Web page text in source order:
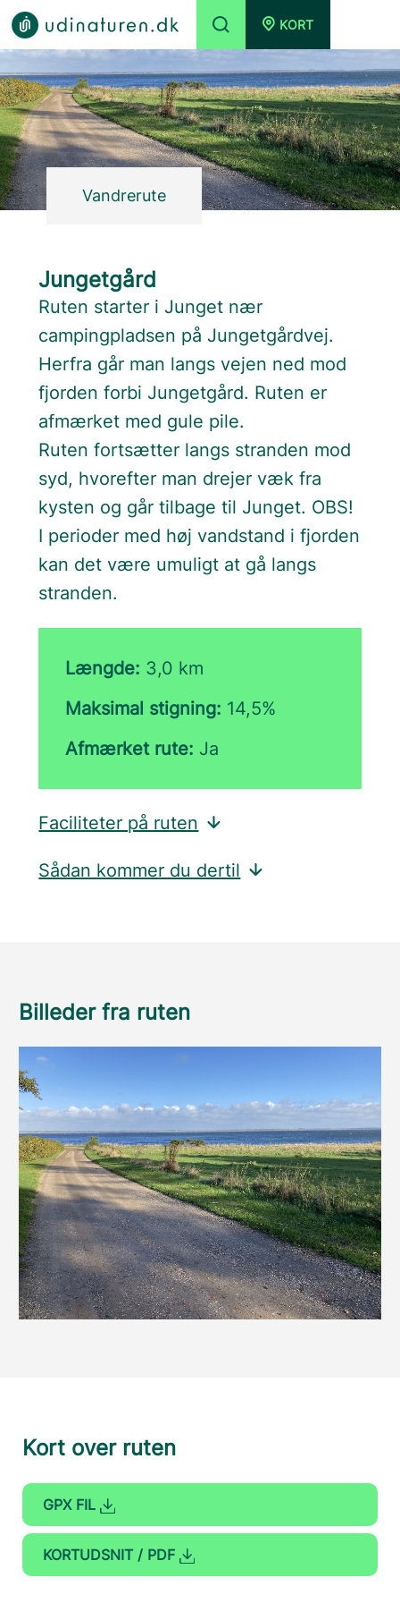
KORT
Vandrerute
Jungetgård
Ruten starter i Junget nær
campingpladsen på Jungetgårdvej.
Herfra går man langs vejen ned mod
fjorden forbi Jungetgård. Ruten er
afmærket med gule pile.
Ruten fortsætter langs stranden mod
syd, hvorefter man drejer væk fra
kysten og går tilbage til Junget. OBS!
I perioder med høj vandstand i fjorden
kan det være umuligt at gå langs
stranden.
Længde: 3,0 km
Maksimal stigning: 14,5%
Afmærket rute: Ja
Faciliteter på ruten
Sådan kommer du dertil
Billeder fra ruten
Kort over ruten
GPX FIL
KORTUDSNIT / PDF